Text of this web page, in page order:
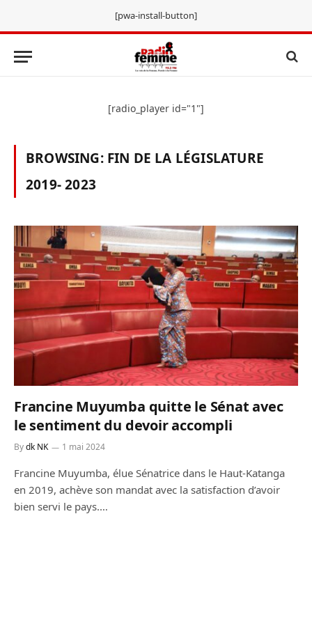
[pwa-install-button]
[radio_player id="1"]
BROWSING: FIN DE LA LÉGISLATURE
2019- 2023
Francine Muyumba quitte le Sénat avec
le sentiment du devoir accompli
Bydk NK 1 mai 2024
Francine Muyumba, élue Sénatrice dans le Haut-Katanga
en 2019, achève son mandat avec la satisfaction d’avoir
bien servi le pays.…